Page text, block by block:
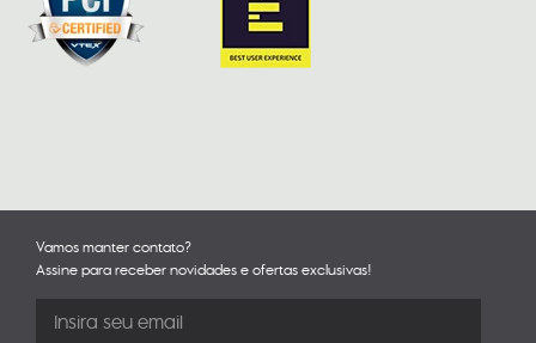
Vamos manter contato?
Assine para receber novidades e ofertas exclusivas!